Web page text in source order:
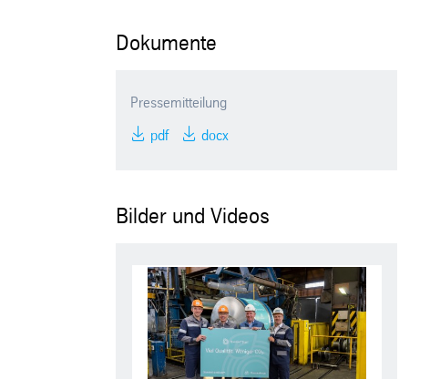
Dokumente
Pressemitteilung
pdf docx
Bilder und Videos